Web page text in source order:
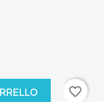
favorite_border